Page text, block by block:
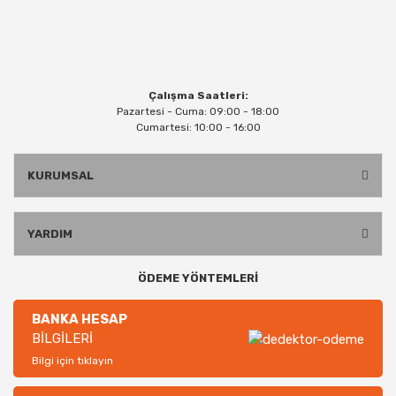
Çalışma Saatleri:
Pazartesi - Cuma: 09:00 - 18:00
Cumartesi: 10:00 - 16:00
KURUMSAL
YARDIM
ÖDEME YÖNTEMLERİ
BANKA HESAP
BİLGİLERİ
Bilgi için tıklayın